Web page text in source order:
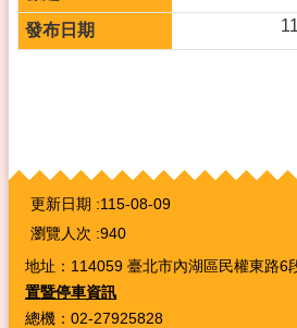
:::
更新日期
115-08-09
瀏覽人次 940
地址：114059 臺北市內湖區民權東路6
置暨停車資訊
總機：02-27925828